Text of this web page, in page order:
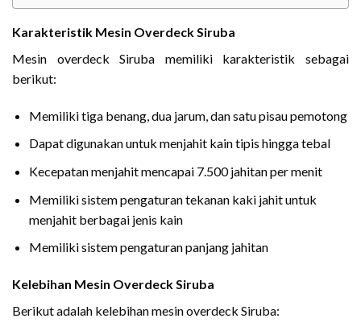
Karakteristik Mesin Overdeck Siruba
Mesin overdeck Siruba memiliki karakteristik sebagai
berikut:
Memiliki tiga benang, dua jarum, dan satu pisau pemotong
Dapat digunakan untuk menjahit kain tipis hingga tebal
Kecepatan menjahit mencapai 7.500 jahitan per menit
Memiliki sistem pengaturan tekanan kaki jahit untuk
menjahit berbagai jenis kain
Memiliki sistem pengaturan panjang jahitan
Kelebihan Mesin Overdeck Siruba
Berikut adalah kelebihan mesin overdeck Siruba: